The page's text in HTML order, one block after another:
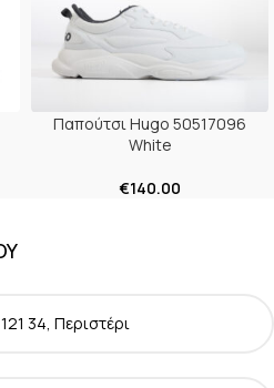
Παπούτσι Hugo 50517096
White
€140.00
34, Περιστέρι